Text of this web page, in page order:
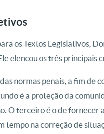
os Textos Legislativos,
elencou os três principais
normas penais, a fim de
é a proteção da
O terceiro é o de fornecer
tempo na correção de